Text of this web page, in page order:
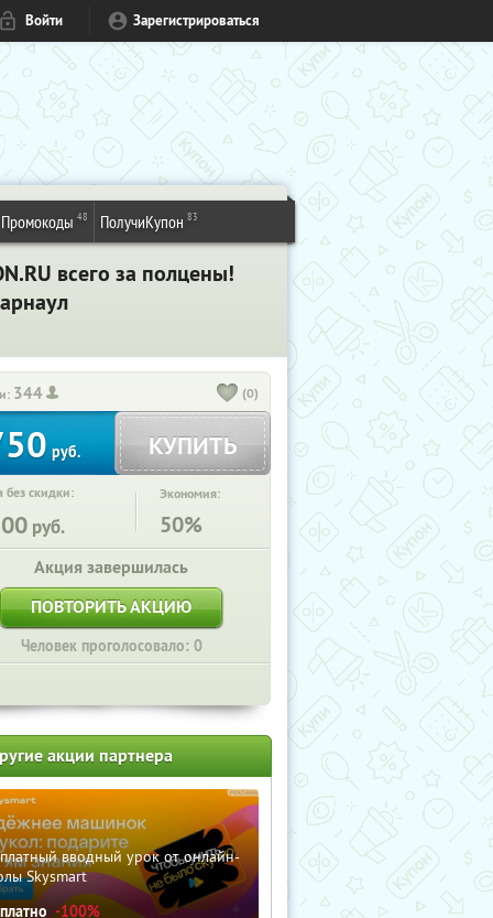
Войти Зарегистрироваться
Промокоды 48 ПолучиКупон 83
всего за полцены!
344 (0)
руб. КУПИТЬ
без скидки:
руб.
Экономия:
50%
Акция завершилась
ПОВТОРИТЬ АКЦИЮ
Человек проголосовало: 0
акции партнера
вводный урок от онлайн-
Skysmart
-100%